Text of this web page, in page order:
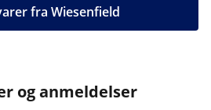
fra Wiesenfield
og anmeldelser